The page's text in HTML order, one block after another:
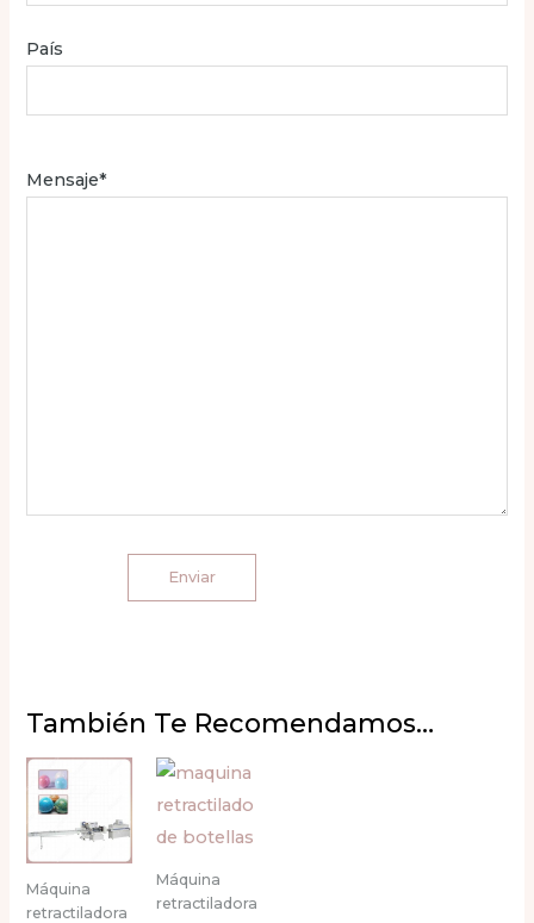
País
Mensaje*
También Te Recomendamos…
Máquina
retractiladora
Máquina
retractiladora